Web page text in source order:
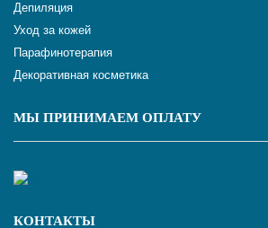
Депиляция
Уход за кожей
Парафинотерапия
Декоративная косметика
МЫ ПРИНИМАЕМ ОПЛАТУ
КОНТАКТЫ